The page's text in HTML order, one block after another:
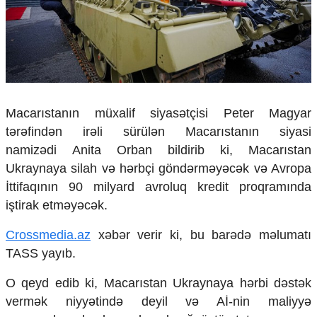
Çarpaz baxış
Təhlil
Siyasi
Geosiyasi
İqtisadi
Araşdırma
Multimedia
Foto
Video
İnfoqrafika
Podcast
Humanitar
Elm və təhsil
Mədəniyyət
Diaspor
Yüksəliş hekayəsi
Macarıstanın müxalif siyasətçisi Peter Magyar
tərəfindən irəli sürülən Macarıstanın siyasi
namizədi Anita Orban bildirib ki, Macarıstan
Ukraynaya silah və hərbçi göndərməyəcək və Avropa
İttifaqının 90 milyard avroluq kredit proqramında
iştirak etməyəcək.
Crossmedia.az xəbər verir ki, bu barədə məlumatı
TASS yayıb.
O qeyd edib ki, Macarıstan Ukraynaya hərbi dəstək
vermək niyyətində deyil və Aİ-nin maliyyə